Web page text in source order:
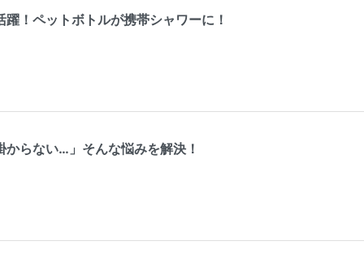
！ペットボトルが携帯シャワーに！
からない…」そんな悩みを解決！